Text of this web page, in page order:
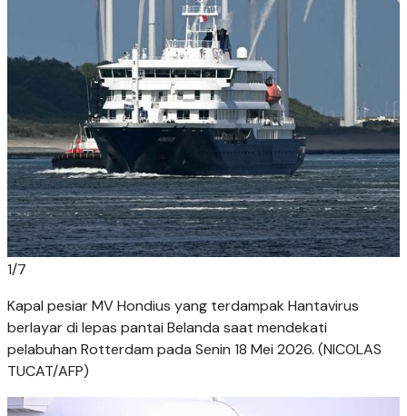
1/7
Kapal pesiar MV Hondius yang terdampak Hantavirus
berlayar di lepas pantai Belanda saat mendekati
pelabuhan Rotterdam pada Senin 18 Mei 2026. (NICOLAS
TUCAT/AFP)